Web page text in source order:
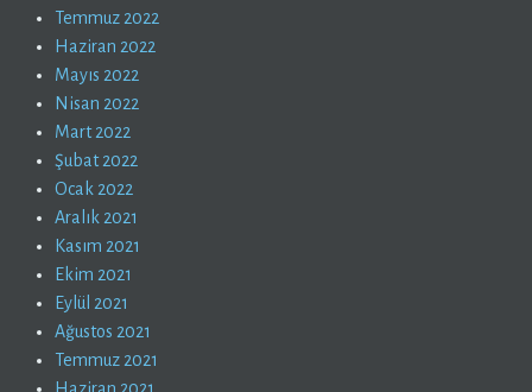
Temmuz 2022
Haziran 2022
Mayıs 2022
Nisan 2022
Mart 2022
Şubat 2022
Ocak 2022
Aralık 2021
Kasım 2021
Ekim 2021
Eylül 2021
Ağustos 2021
Temmuz 2021